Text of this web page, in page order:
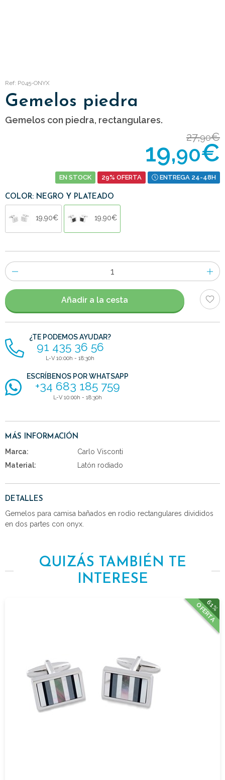
Ref: P045-ONYX
Gemelos piedra
Gemelos con piedra, rectangulares.
27,90€
19,90€
EN STOCK 29% OFERTA ENTREGA 24-48H
COLOR: NEGRO Y PLATEADO
19,90€ 19,90€
Número
de
artículos
Añadir a la cesta
¿TE PODEMOS AYUDAR?
91 435 36 56
L-V 10:00h - 18:30h
ESCRÍBENOS POR WHATSAPP
+34 683 185 759
L-V 10:00h - 18:30h
MÁS INFORMACIÓN
Marca:
Carlo Visconti
Material:
Latón rodiado
DETALLES
Gemelos para camisa bañados en rodio rectangulares divididos
en dos partes con onyx.
QUIZÁS TAMBIÉN TE
INTERESE
61%
OFERTA